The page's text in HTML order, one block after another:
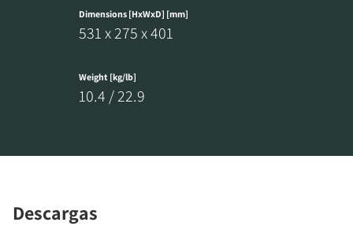
Dimensions [HxWxD] [mm]
531 x 275 x 401
Weight [kg/lb]
10.4 / 22.9
Descargas
REGÍSTRATE PARA
Rellena el formulario de registro y accede al
instante a todos los archivos para descargar